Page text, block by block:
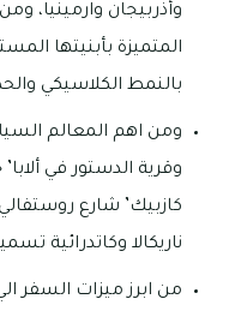
وأذربيجان وارمينيا،
المتميزة بأبنيتها
بالنمط الكلاسيكي
ومن اهم المعالم
وقرية الدستور في
كازبيك’ شارع
ناريكالا وكاتدرائية
من ابرز ميزات السفر